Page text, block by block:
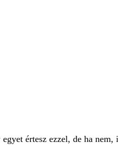
értesz ezzel, de ha